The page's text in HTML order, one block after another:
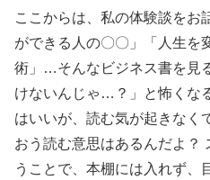
ここからは、私の体験談をお
ができる人の〇〇」「人生を
術」…そんなビジネス書を見
けないんじゃ…？」と怖くな
はいいが、読む気が起きなく
おう読む意思はあるんだよ？
うことで、本棚には入れず、